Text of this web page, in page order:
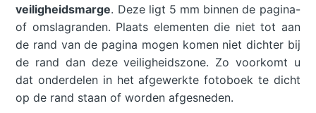
veiligheidsmarge. Deze ligt 5 mm binnen de pagina-
of omslagranden. Plaats elementen die niet tot aan
de rand van de pagina mogen komen niet dichter bij
de rand dan deze veiligheidszone. Zo voorkomt u
dat onderdelen in het afgewerkte fotoboek te dicht
op de rand staan of worden afgesneden.